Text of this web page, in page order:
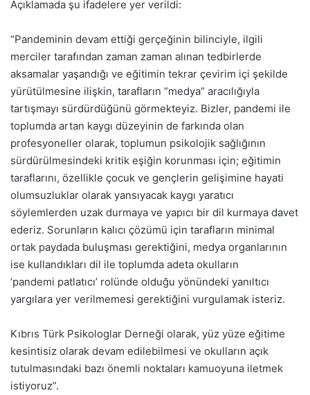
Açıklamada şu ifadelere yer verildi:
“Pandeminin devam ettiği gerçeğinin bilinciyle, ilgili
merciler tarafından zaman zaman alınan tedbirlerde
aksamalar yaşandığı ve eğitimin tekrar çevirim içi şekilde
yürütülmesine ilişkin, tarafların “medya” aracılığıyla
tartışmayı sürdürdüğünü görmekteyiz. Bizler, pandemi ile
toplumda artan kaygı düzeyinin de farkında olan
profesyoneller olarak, toplumun psikolojik sağlığının
sürdürülmesindeki kritik eşiğin korunması için; eğitimin
taraflarını, özellikle çocuk ve gençlerin gelişimine hayati
olumsuzluklar olarak yansıyacak kaygı yaratıcı
söylemlerden uzak durmaya ve yapıcı bir dil kurmaya davet
ederiz. Sorunların kalıcı çözümü için tarafların minimal
ortak paydada buluşması gerektiğini, medya organlarının
ise kullandıkları dil ile toplumda adeta okulların
‘pandemi patlatıcı’ rolünde olduğu yönündeki yanıltıcı
yargılara yer verilmemesi gerektiğini vurgulamak isteriz.
Kıbrıs Türk Psikologlar Derneği olarak, yüz yüze eğitime
kesintisiz olarak devam edilebilmesi ve okulların açık
tutulmasındaki bazı önemli noktaları kamuoyuna iletmek
istiyoruz”.